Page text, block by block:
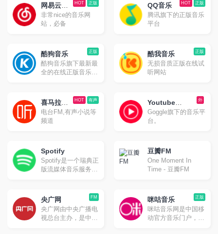
正版
HOT
网易云音
乐
非常nice的音乐网
站，必备
正版
HOT
QQ音乐
腾讯旗下的正版音乐
平台
正版
酷狗音乐
酷狗音乐旗下最新最
全的在线正版音乐网
正版
酷我音乐
无损音质正版在线试
听网站
有声
HOT
喜马拉雅
FM
电台FM,有声小说等
频道
外
Youtube
Music
Goggle旗下的音乐平
台。
Spotify
Spotify是一个瑞典正
版流媒体音乐服务平
10月在瑞典首都斯德
哥尔摩正式上线。
Spotify提供免费和付
费两种服务，除音乐
豆瓣FM
One Moment In
Time - 豆瓣FM
FM
央广网
央广网由中央广播电
视总台主办，是中央
正版
咪咕音乐
咪咕音乐网是中国移
动官方音乐门户，旨